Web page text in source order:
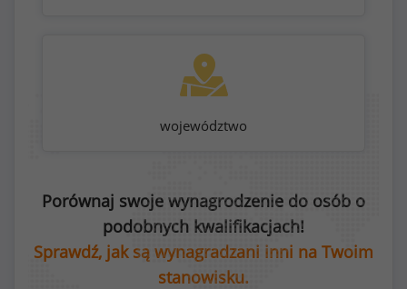
województwo
Porównaj swoje wynagrodzenie do osób o
podobnych kwalifikacjach!
Sprawdź, jak są wynagradzani inni na Twoim
stanowisku.